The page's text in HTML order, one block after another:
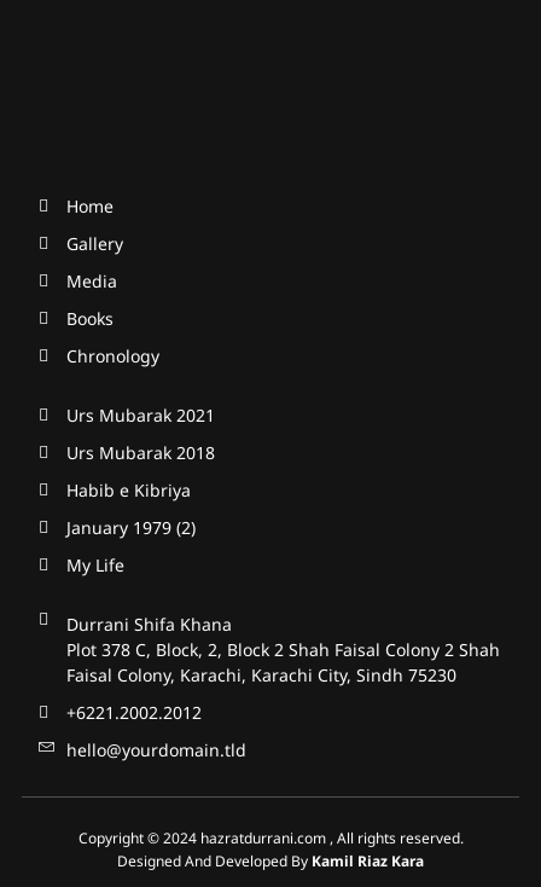
Home
Gallery
Media
Books
Chronology
Urs Mubarak 2021
Urs Mubarak 2018
Habib e Kibriya
January 1979 (2)
My Life
Durrani Shifa Khana
Plot 378 C, Block, 2, Block 2 Shah Faisal Colony 2 Shah
Faisal Colony, Karachi, Karachi City, Sindh 75230
+6221.2002.2012
hello@yourdomain.tld
Copyright © 2024 hazratdurrani.com, All rights reserved.
Designed And Developed By Kamil Riaz Kara